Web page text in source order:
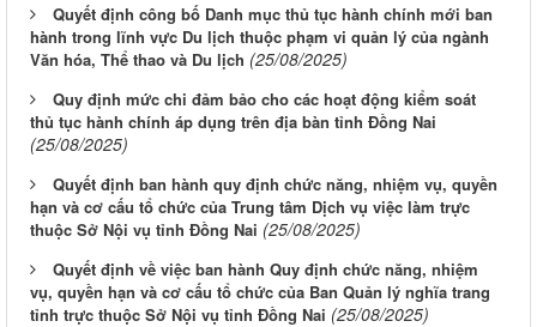
Quyết định công bố Danh mục thủ tục hành chính mới ban
hành trong lĩnh vực Du lịch thuộc phạm vi quản lý của ngành
Văn hóa, Thể thao và Du lịch (25/08/2025)
Quy định mức chi đảm bảo cho các hoạt động kiểm soát
thủ tục hành chính áp dụng trên địa bàn tỉnh Đồng Nai
(25/08/2025)
Quyết định ban hành quy định chức năng, nhiệm vụ, quyền
hạn và cơ cấu tổ chức của Trung tâm Dịch vụ việc làm trực
thuộc Sở Nội vụ tỉnh Đồng Nai (25/08/2025)
Quyết định về việc ban hành Quy định chức năng, nhiệm
vụ, quyền hạn và cơ cấu tổ chức của Ban Quản lý nghĩa trang
tỉnh trực thuộc Sở Nội vụ tỉnh Đồng Nai (25/08/2025)